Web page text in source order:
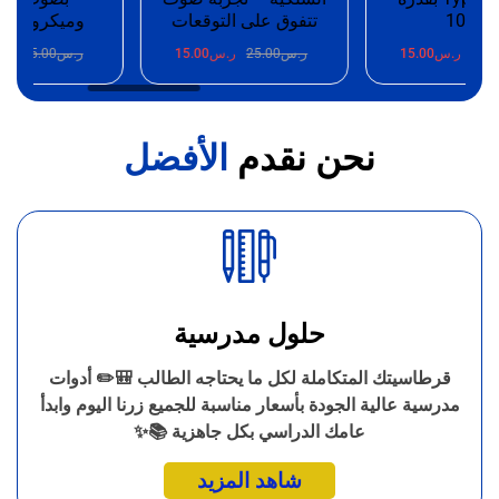
100W
ر.س 15.00
تتفوق على التوقعات
ر.س25.00 ر.س 15.00 ر.س25.00
نحن نقدم الأفضل
حلول مدرسية
قرطاسيتك المتكاملة لكل ما يحتاجه الطالب 🎒✏️ أدوات
مدرسية عالية الجودة بأسعار مناسبة للجميع زرنا اليوم وابدأ
عامك الدراسي بكل جاهزية 📚✨
شاهد المزيد